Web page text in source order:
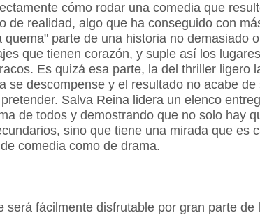
cómo rodar una comedia que
de realidad, algo que ha conseguido con
quema" parte de una historia no demasiado
que tienen corazón, y suple así los
Es quizá esa parte, la del thriller ligero
se descompense y el resultado no acabe de
Salva Reina lidera un elenco
de todos y demostrando que no solo hay
sino que tiene una mirada que es
comedia como de drama.
será fácilmente disfrutable por gran parte de